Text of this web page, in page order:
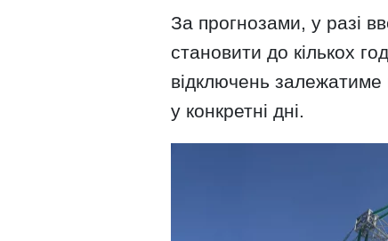
За прогнозами, у разі
становити до кількох
відключень
у конкретні дні.